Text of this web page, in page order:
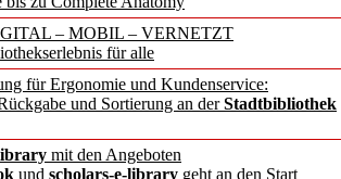
– MOBIL – VERNETZT
für alle
für Ergonomie und Kundenservice:
und Sortierung an derStadtbibliothek
mit den Angeboten
und scholars-e-library geht an den Start
Information
in
Institut neu
und